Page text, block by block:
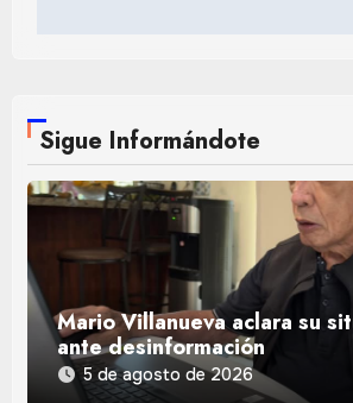
Sigue Informándote
Mario Villanueva aclara su
ante desinformación
5 de agosto de 2026